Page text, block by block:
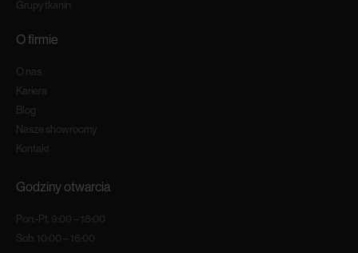
Grupy tkanin
O firmie
O nas
Kariera
Blog
Nasze showroomy
Kontakt
Godziny otwarcia
Pon.-Pt. 9:00 – 18:00
Sob. 10:00 – 16:00